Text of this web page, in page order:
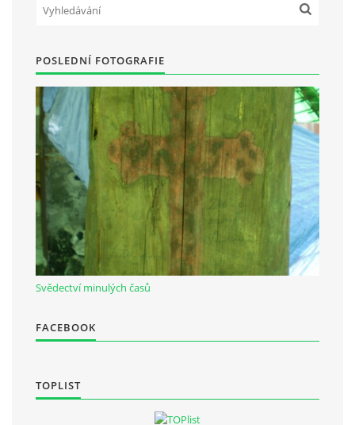
Občanská vzdělávací jednota "Komenský" v Choceradech z.s.
Chocerady 4
257 24 Chocerady
IČ: 498 28 614
Kontaktní osoba:
Mgr. Miroslava Cinkeisová
723 967 851
© 2026 eStránky.cz |RSS
POSLEDNÍ FOTOGRAFIE
Svědectví minulých časů
FACEBOOK
TOPLIST